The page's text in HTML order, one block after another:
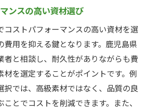
ンスの高い資材選び
コストパフォーマンスの高い資材を選
費用を抑える鍵となります。鹿児島県
者と相談し、耐久性がありながらも費
材を選定することがポイントです。例
択では、高級素材ではなく、品質の良
ことでコストを削減できます。また、